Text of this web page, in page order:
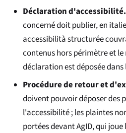
Déclaration d'accessibilité.
concerné doit publier, en
accessibilitàstructurée
contenus hors périmètre et
déclaration est déposée
Procédure de retour et
doivent pouvoir déposer des
l'accessibilité ; les plaintes
portées devant AgID, qui